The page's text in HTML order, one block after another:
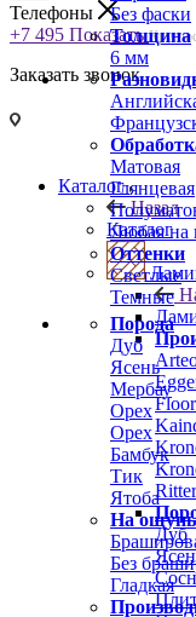
Без фаски
Толщина
6 мм
Матовая
Глянцевая
Любая на
Оттенки
Светлые
Темные
Порода
Дуб
Ясень
Мербау
Орех
Орех
Бамбук
Тик
Ятоба
На ощупь
Без
Гладкая
Телефоны
+7 495 Показать
Заказать звонок
Каталог
Назад
Каталог
Ritter
Дуб